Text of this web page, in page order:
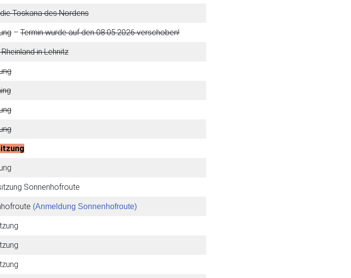
Toskana des Nordens
– Termin wurde auf den 08.05.2026 verschoben!
in Lehnitz
Sonnenhofroute
(Anmeldung Sonnenhofroute)